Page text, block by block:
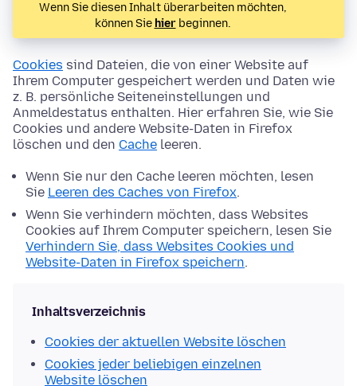
Wenn Sie diesen Inhalt überarbeiten möchten,
können Sie hierbeginnen.
Cookies sind Dateien, die von einer Website auf
Ihrem Computer gespeichert werden und Daten wie
z. B. persönliche Seiteneinstellungen und
Anmeldestatus enthalten. Hier erfahren Sie, wie Sie
Cookies und andere Website-Daten in Firefox
löschen und den Cache leeren.
Wenn Sie nur den Cache leeren möchten, lesen
Sie Leeren des Caches von Firefox.
Wenn Sie verhindern möchten, dass Websites
Cookies auf Ihrem Computer speichern, lesen Sie
Verhindern Sie, dass Websites Cookies und
Website-Daten in Firefox speichern.
Inhaltsverzeichnis
Cookies der aktuellen Website löschen
Cookies jeder beliebigen einzelnen
Website löschen